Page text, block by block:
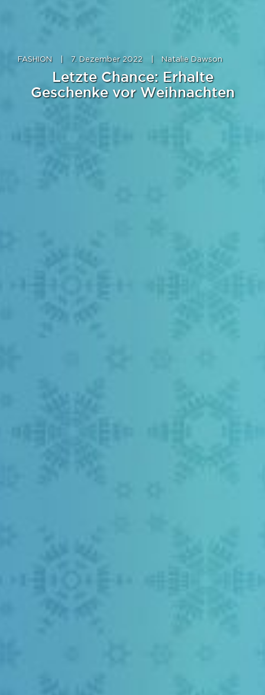
FASHION 7. Dezember 2022 Natalie Dawson
Letzte Chance: Erhalte
Geschenke vor Weihnachten